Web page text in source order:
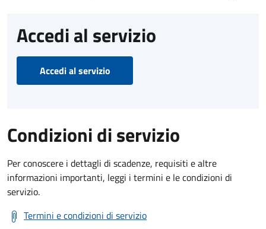
Accedi al servizio
Accedi al servizio
Condizioni di servizio
Per conoscere i dettagli di scadenze, requisiti e altre
informazioni importanti, leggi i termini e le condizioni di
servizio.
Termini e condizioni di servizio